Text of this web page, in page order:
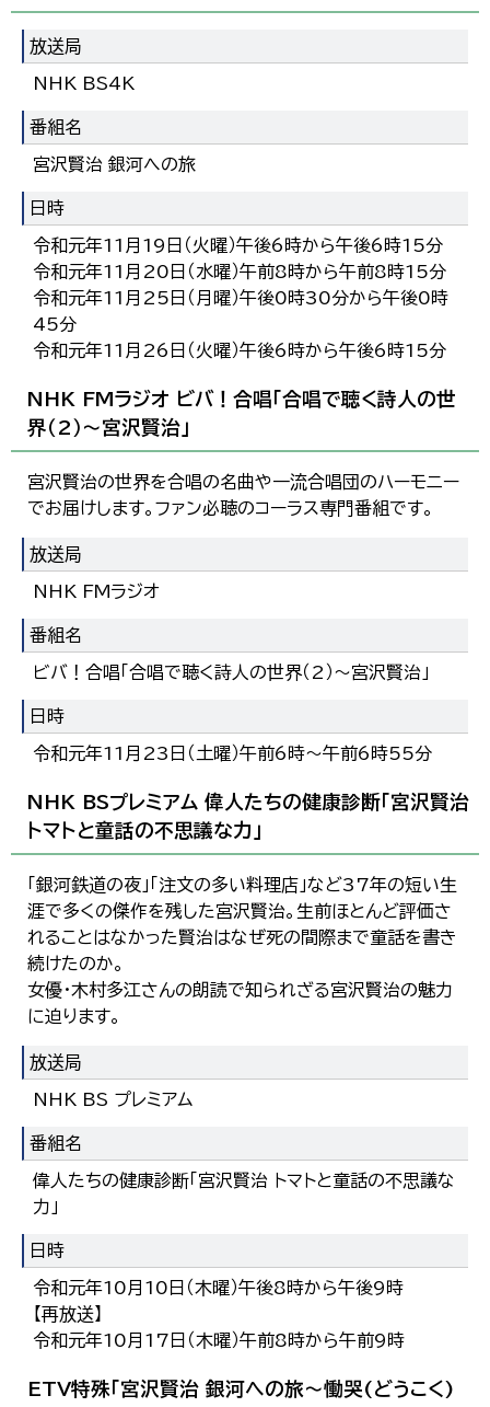
放送局
NHK BS4K
番組名
宮沢賢治 銀河への旅
日時
令和元年11月19日（火曜）午後6時から午後6時15分
令和元年11月20日（水曜）午前8時から午前8時15分
令和元年11月25日（月曜）午後0時30分から午後0時
45分
令和元年11月26日（火曜）午後6時から午後6時15分
NHK FMラジオ ビバ！合唱「合唱で聴く詩人の世
界（2）～宮沢賢治」
宮沢賢治の世界を合唱の名曲や一流合唱団のハーモニー
でお届けします。ファン必聴のコーラス専門番組です。
放送局
NHK FMラジオ
番組名
ビバ！合唱「合唱で聴く詩人の世界（2）～宮沢賢治」
日時
令和元年11月23日（土曜）午前6時～午前6時55分
NHK BSプレミアム 偉人たちの健康診断「宮沢賢治
トマトと童話の不思議な力」
「銀河鉄道の夜」「注文の多い料理店」など37年の短い生
涯で多くの傑作を残した宮沢賢治。生前ほとんど評価さ
れることはなかった賢治はなぜ死の間際まで童話を書き
続けたのか。
女優・木村多江さんの朗読で知られざる宮沢賢治の魅力
に迫ります。
放送局
NHK BS プレミアム
番組名
偉人たちの健康診断「宮沢賢治 トマトと童話の不思議な
力」
日時
令和元年10月10日（木曜）午後8時から午後9時
【再放送】
令和元年10月17日（木曜）午前8時から午前9時
ETV特殊「宮沢賢治 銀河への旅～慟哭(どうこく)